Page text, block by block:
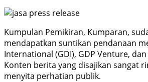
Kumpulan Pemikiran, Kumparan,
mendapatkan suntikan pendanaan
International (GDI), GDP Venture,
Konten berita yang disajikan sangat
menyita perhatian publik.